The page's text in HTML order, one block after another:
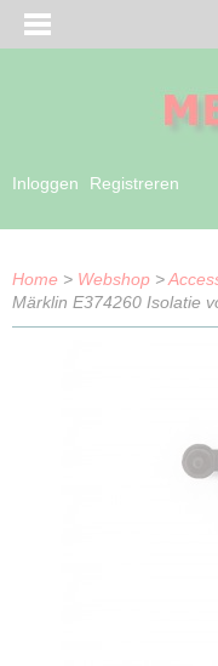
Inloggen Registreren
Home > Webshop >
Märklin E374260 Isolatie